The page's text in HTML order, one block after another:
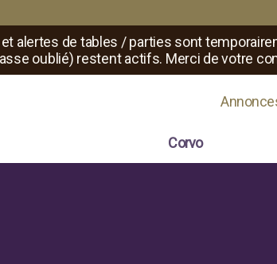
alertes de tables / parties sont
oublié) restent actifs. Merci de votre
Corvo